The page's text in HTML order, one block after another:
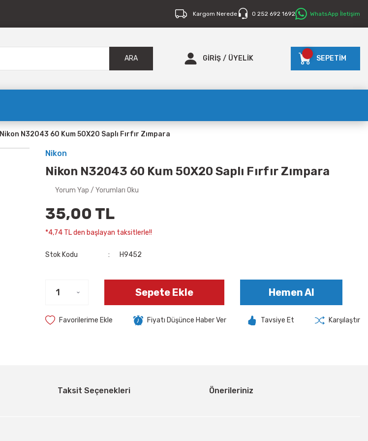
Kargom Nerede 0 252 692 1692 WhatsApp İletişim
ARA GİRİŞ / ÜYELİK SEPETİM
Nikon N32043 60 Kum 50X20 Saplı Fırfır Zımpara
Nikon
Nikon N32043 60 Kum 50X20 Saplı Fırfır Zımpara
Yorum Yap / Yorumları Oku
35,00 TL
*4,74 TL den başlayan taksitlerle!!
Stok Kodu H9452
Sepete Ekle Hemen Al
Fiyatı Düşünce Haber Ver Tavsiye Et Karşılaştır
Taksit Seçenekleri Önerileriniz